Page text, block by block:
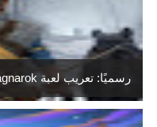
رسميًا: تعريب لعبة God Of War Ragnarok!